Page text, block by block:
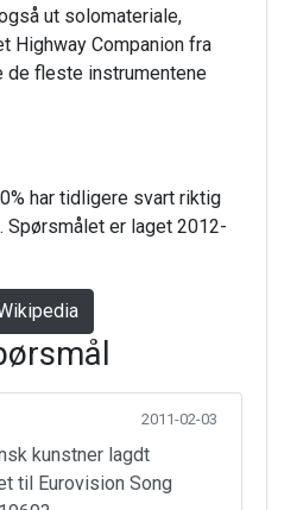
ut solomateriale,
Highway Companion fra
de fleste instrumentene
har tidligere svart riktig
Spørsmålet er laget 2012-
2011-02-03
kunstner lagdt
til Eurovision Song